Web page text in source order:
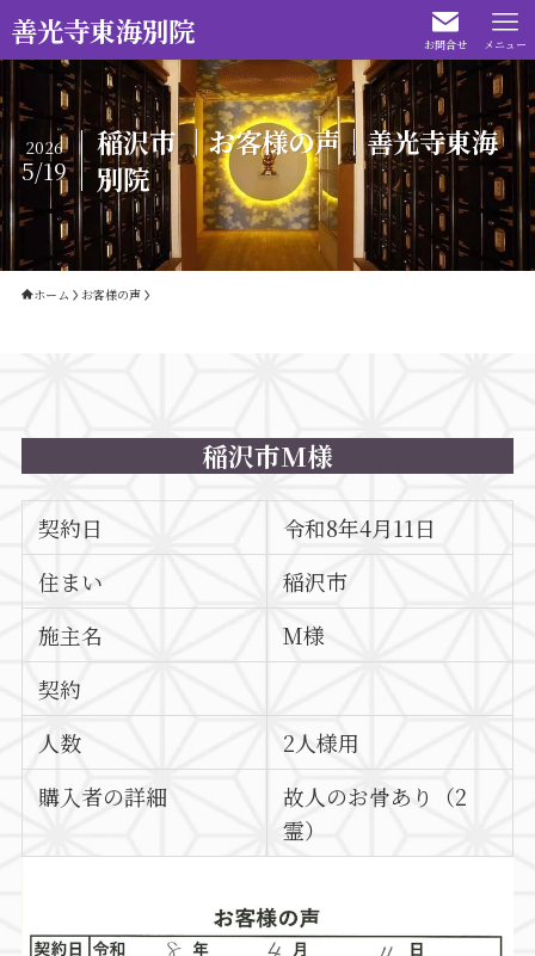
善光寺東海別院 お問合せ メニュー
稲沢市 ｜お客様の声｜善光寺東海
別院
2026
5/19
ホーム お客様の声
稲沢市M様
契約日
令和8年4月11日
住まい
稲沢市
施主名
M様
契約
人数
2人様用
購入者の詳細
故人のお骨あり（2
霊）